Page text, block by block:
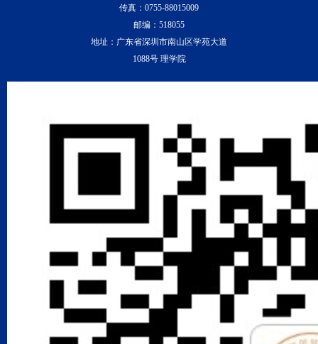
传真：0755-88015009
邮编：518055
地址：广东省深圳市南山区学苑大道
1088号 理学院